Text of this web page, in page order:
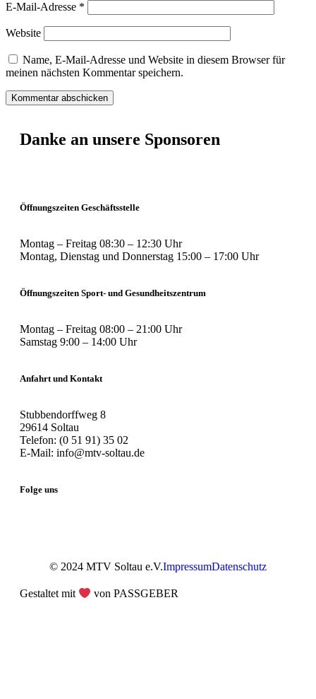
E-Mail-Adresse *
Website
Name, E-Mail-Adresse und Website in diesem Browser für
meinen nächsten Kommentar speichern.
Danke an unsere Sponsoren
Öffnungszeiten Geschäftsstelle
Montag – Freitag 08:30 – 12:30 Uhr
Montag, Dienstag und Donnerstag 15:00 – 17:00 Uhr
Öffnungszeiten Sport- und Gesundheitszentrum
Montag – Freitag 08:00 – 21:00 Uhr
Samstag 9:00 – 14:00 Uhr
Anfahrt und Kontakt
Stubbendorffweg 8
29614 Soltau
Telefon: (0 51 91) 35 02
E-Mail: info@mtv-soltau.de
Folge uns
© 2024 MTV Soltau e.V.ImpressumDatenschutz
Gestaltet mit von PASSGEBER